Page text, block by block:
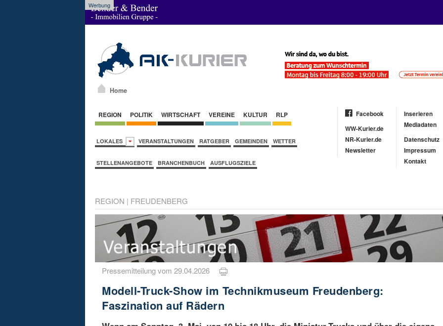
Werbung
Home
REGION POLITIK WIRTSCHAFT VEREINE KULTUR RLP
LOKALES VERANSTALTUNGEN RATGEBER GEMEINDEN WETTER
STELLENANGEBOTE BRANCHENBUCH AUSFLUGSZIELE
Facebook
WW-Kurier.de
NR-Kurier.de
Newsletter
Inserieren
Mediadaten
Datenschutz
Impressum
Kontakt
REGION | FREUDENBERG
Pressemitteilung vom 29.04.2026
Modell-Truck-Show im Technikmuseum Freudenberg:
Faszination auf Rädern